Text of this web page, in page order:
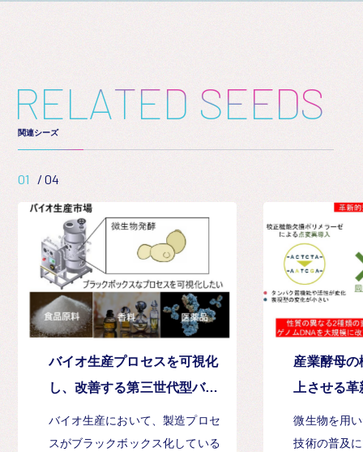
REL ATED SEEDS
関連シーズ
01 /04
バイオ生産プロセスを可視化
し、改善する第三世代型バイ
オセンサ
バイオ生産において、製造プロセ
スがブラックボックス化している
産業酵母
上させる
微生物を用
技術の普及